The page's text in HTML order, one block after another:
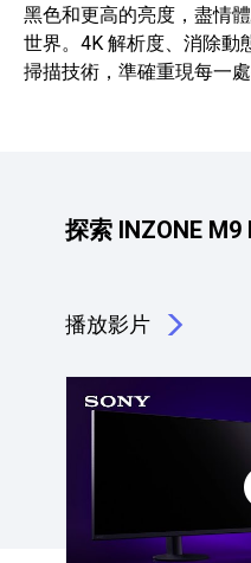
黑色和更高的亮度，盡情
世界。4K 解析度、消除動
掃描技術，準確重現每一
探索 INZONE M9
播放影片
點擊播放：探索